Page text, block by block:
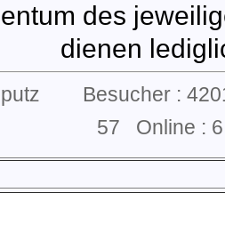
des
dienen
Besucher :
57 Online